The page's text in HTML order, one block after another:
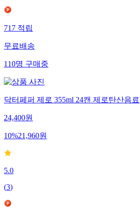
717적립
무료배송
110명구매중
닥터페퍼 제로 355ml 24캔 제로탄산음료
24,400원
10%21,960원
5.0
(3)